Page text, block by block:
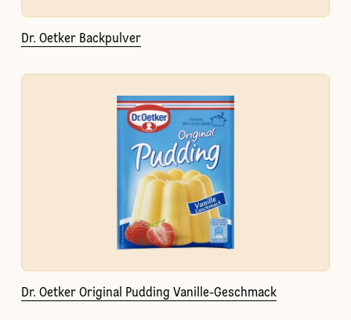
Dr. Oetker Backpulver
Dr. Oetker Original Pudding Vanille-Geschmack